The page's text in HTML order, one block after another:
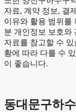
자료, 계약 정보, 결
이유와 활용 범위를
분 개인정보 보호와
자료를 참고할 수
황에 따라 다를 수
이 좋습니다.
동대문구하